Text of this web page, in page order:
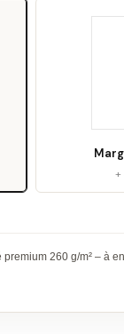
260 g/m² – à